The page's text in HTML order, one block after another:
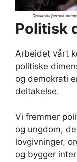
Politisk
Arbeidet vårt
politiske
og demokrati
deltakelse.
Vi fremmer
og ungdom,
lovgivninger,
og bygger